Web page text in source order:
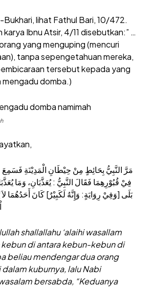
lihat Fathul Bari, 10/472.
karya Ibnu Atsir, 4/11 disebutkan:” …
yang menguping (mencuri
tanpa sepengetahuan mereka,
tersebut kepada yang
mengadu domba.)
مَرَّ النَّبِيُّ بِحَائِطٍ مِنْ حِيْطَانِ الْمَدِيْنَةِ
فِيْ قُبُوْرِهِمَا فَقَالَ النَّبِيُّ : يُعَذَّبَانِ، وَمَا
بَلَى [وَفِيْ رِوَايَةٍ: وَإِنَّهُ لَكَبِيْرٌ] كَانَ أَحَدُهُمَا
shallallahu ‘alaihi wasallam
di antara kebun-kebun di
beliau mendengar dua orang
kuburnya, lalu Nabi
bersabda, “Keduanya